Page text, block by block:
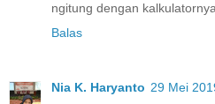
ngitung dengan
Balas
Nia K. Haryanto 29 Mei